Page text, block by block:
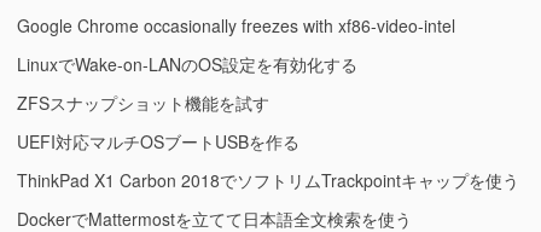
Google Chrome occasionally freezes with xf86-video-intel
LinuxでWake-on-LANのOS設定を有効化する
ZFSスナップショット機能を試す
UEFI対応マルチOSブートUSBを作る
ThinkPad X1 Carbon 2018でソフトリムTrackpointキャップを使う
DockerでMattermostを立てて日本語全文検索を使う